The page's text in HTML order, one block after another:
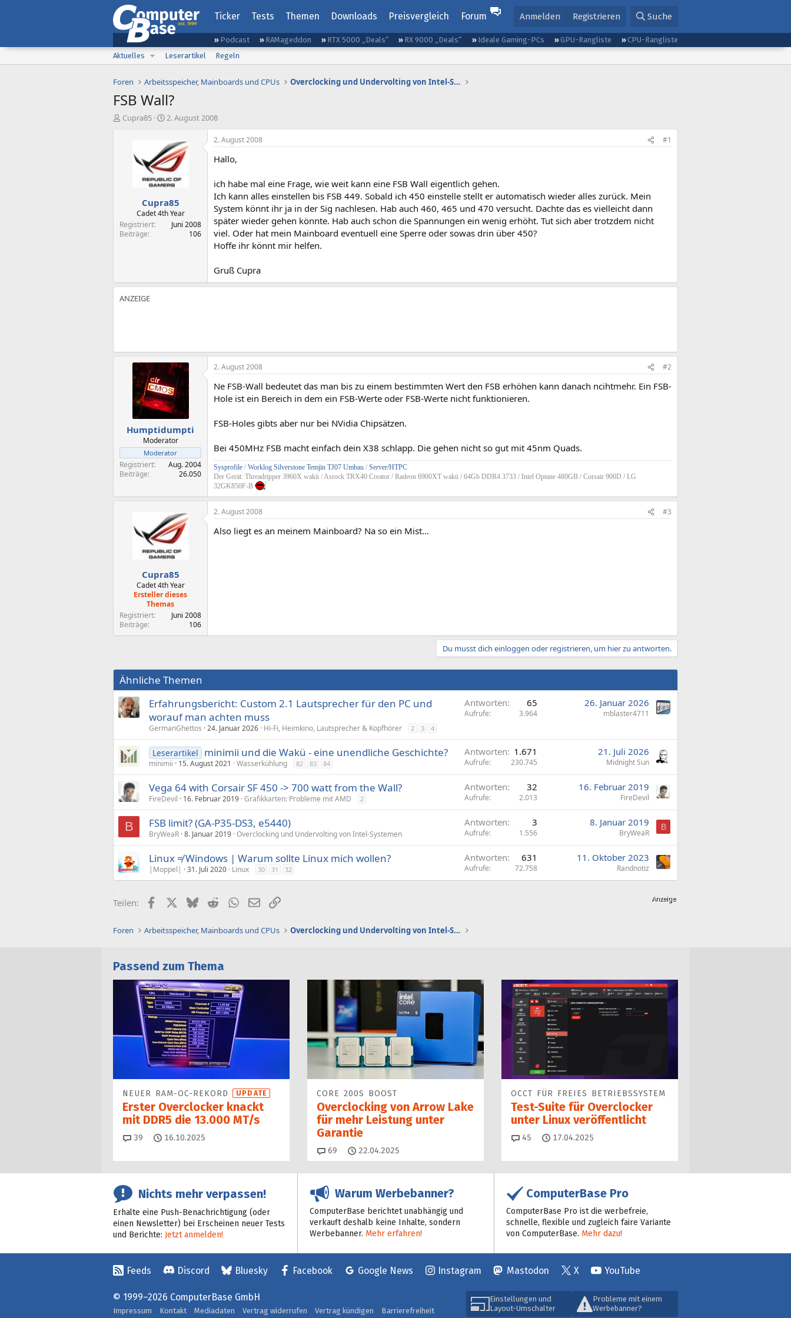
Ticker Tests Themen Downloads Preisvergleich Forum Anmelden Registrieren Suche
Podcast RAMageddon RTX 5000 „Deals“ RX 9000 „Deals“ Ideale Gaming-PCs GPU-Rangliste
CPU-Rangliste
Aktuelles
Leserartikel Regeln
Foren Arbeitsspeicher, Mainboards und CPUs Overclocking und Undervolting von Intel-Systemen
FSB Wall?
E
Cupra85
E
t
e
l
l
a
m
2. August 2008
Cupra85
Cadet 4th Year
Registriert
Juni 2008
Beiträge
106
2. August 2008 #1
Hallo,
ich habe mal eine Frage, wie weit kann eine FSB Wall eigentlich gehen.
Ich kann alles einstellen bis FSB 449. Sobald ich 450 einstelle stellt er automatisch wieder alles zurück. Mein
System könnt ihr ja in der Sig nachlesen. Hab auch 460, 465 und 470 versucht. Dachte das es vielleicht dann
später wieder gehen könnte. Hab auch schon die Spannungen ein wenig erhöht. Tut sich aber trotzdem nicht
viel. Oder hat mein Mainboard eventuell eine Sperre oder sowas drin über 450?
Hoffe ihr könnt mir helfen.
Gruß Cupra
Humptidumpti
Moderator
Moderator
Registriert
Aug. 2004
Beiträge
26.050
2. August 2008 #2
Ne FSB-Wall bedeutet das man bis zu einem bestimmten Wert den FSB erhöhen kann danach ncihtmehr. Ein FSB-
Hole ist ein Bereich in dem ein FSB-Werte oder FSB-Werte nicht funktionieren.
FSB-Holes gibts aber nur bei NVidia Chipsätzen.
Bei 450MHz FSB macht einfach dein X38 schlapp. Die gehen nicht so gut mit 45nm Quads.
Sysprofile / Worklog Silverstone Temjin TJ07 Umbau / Server/HTPC
Der Gerät: Threadripper 3960X wakü / Asrock TRX40 Creator / Radeon 6900XT wakü / 64Gb DDR4 3733 / Intel Optane 480GB / Corsair 900D / LG
32GK850F-B
Cupra85
Cadet 4th Year
Ersteller dieses
Themas
Registriert
Juni 2008
Beiträge
106
2. August 2008 #3
Also liegt es an meinem Mainboard? Na so ein Mist...
Du musst dich einloggen oder registrieren, um hier zu antworten.
Ähnliche Themen
Erfahrungsbericht: Custom 2.1 Lautsprecher für den PC und
worauf man achten muss
GermanGhettos 24. Januar 2026 Hi-Fi, Heimkino, Lautsprecher & Kopfhörer 2 3 4
Antworten 65
Aufrufe 3.964
26. Januar 2026
mblaster4711
Leserartikel minimii und die Wakü - eine unendliche Geschichte?
minimii 15. August 2021 Wasserkühlung 82 83 84
Antworten 1.671
Aufrufe 230.745
21. Juli 2026
Midnight Sun
Vega 64 with Corsair SF 450 -> 700 watt from the Wall?
FireDevil 16. Februar 2019 Grafikkarten: Probleme mit AMD 2
Antworten 32
Aufrufe 2.013
16. Februar 2019
FireDevil
B FSB limit? (GA-P35-DS3, e5440)
BryWeaR 8. Januar 2019 Overclocking und Undervolting von Intel-Systemen
Antworten 3
Aufrufe 1.556
8. Januar 2019
BryWeaR
B
Linux ≠ Windows | Warum sollte Linux mich wollen?
|Moppel| 31. Juli 2020 Linux 30 31 32
Antworten 631
Aufrufe 72.758
11. Oktober 2023
Randnotiz
Teilen: FacebookX (Twitter)
BlueskyRedditWhatsApp
E-MailLink
Foren Arbeitsspeicher, Mainboards und CPUs Overclocking und Undervolting von Intel-Systemen
Passend zum Thema
NEUER RAM-OC-REKORD UPDATE
Erster Overclocker knackt
mit DDR5 die 13.000 MT/s
39 Kommentare
16.10.2025
CORE 200S BOOST
Overclocking von Arrow Lake
für mehr Leistung unter
Garantie
69 Kommentare
22.04.2025
OCCT FÜR FREIES BETRIEBSSYSTEM
Test-Suite für Overclocker
unter Linux veröffentlicht
45 Kommentare
17.04.2025
Nichts mehr verpassen!
Erhalte eine Push-Benachrichtigung (oder
einen Newsletter) bei Erscheinen neuer Tests
und Berichte: Jetzt anmelden!
Warum Werbebanner?
ComputerBase berichtet unabhängig und
verkauft deshalb keine Inhalte, sondern
Werbebanner. Mehr erfahren!
ComputerBase Pro
ComputerBase Pro ist die werbefreie,
schnelle, flexible und zugleich faire Variante
von ComputerBase. Mehr dazu!
Feeds Discord Bluesky Facebook Google News Instagram Mastodon X YouTube
Einstellungen und
Layout-Umschalter
Probleme mit einem
Werbebanner?
© 1999–2026 ComputerBase GmbH
Impressum Kontakt Mediadaten Vertrag widerrufen Vertrag kündigen Barrierefreiheit